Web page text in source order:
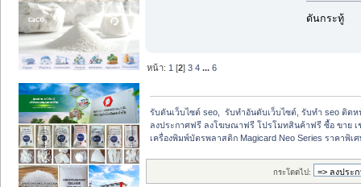
ดันกระทู้
หน้า: 1 [2]3 4 ...6
รับดันเว็บไซต์ seo,  รับทำอันดับเว็บไซต์, รับทำ seo ติดห
ลงประกาศฟรี ลงโฆษณาฟรี โปรโมทสินค้าฟรี ซื้อ ขาย เ
เครื่องพิมพ์บัตรพลาสติก Magicard Neo Series ราคาพิเ
กระโดดไป: